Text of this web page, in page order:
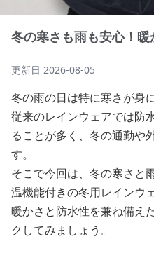
冬の寒さも雨も安心！
更新日 2026-08-05
冬の雨の日は特に寒さが身
従来のレインウェアでは防
ることが多く、冬の通勤や
す。
そこで今回は、冬の寒さと
温機能付きの冬用レインウ
暖かさと防水性を兼ね備え
クしてみましょう。